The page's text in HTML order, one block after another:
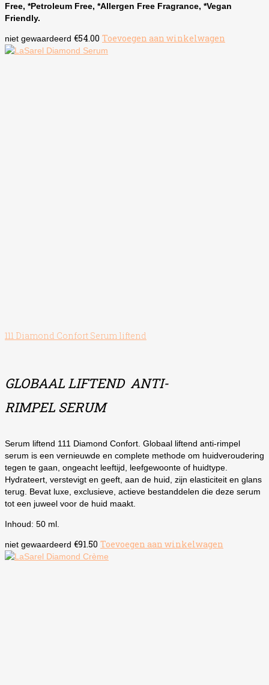
Free, *Petroleum Free, *Allergen Free Fragrance, *Vegan
Friendly.
niet gewaardeerd €54.00 Toevoegen aan winkelwagen
111 Diamond Confort Serum liftend
GLOBAAL LIFTEND ANTI-
RIMPEL SERUM
Serum liftend 111 Diamond Confort. Globaal liftend anti-rimpel
serum is een vernieuwde en complete methode om huidveroudering
tegen te gaan, ongeacht leeftijd, leefgewoonte of huidtype.
Hydrateert, verstevigt en geeft, aan de huid, zijn elasticiteit en glans
terug. Bevat luxe, exclusieve, actieve bestanddelen die deze serum
tot een juweel voor de huid maakt.
Inhoud: 50 ml.
niet gewaardeerd €91.50 Toevoegen aan winkelwagen